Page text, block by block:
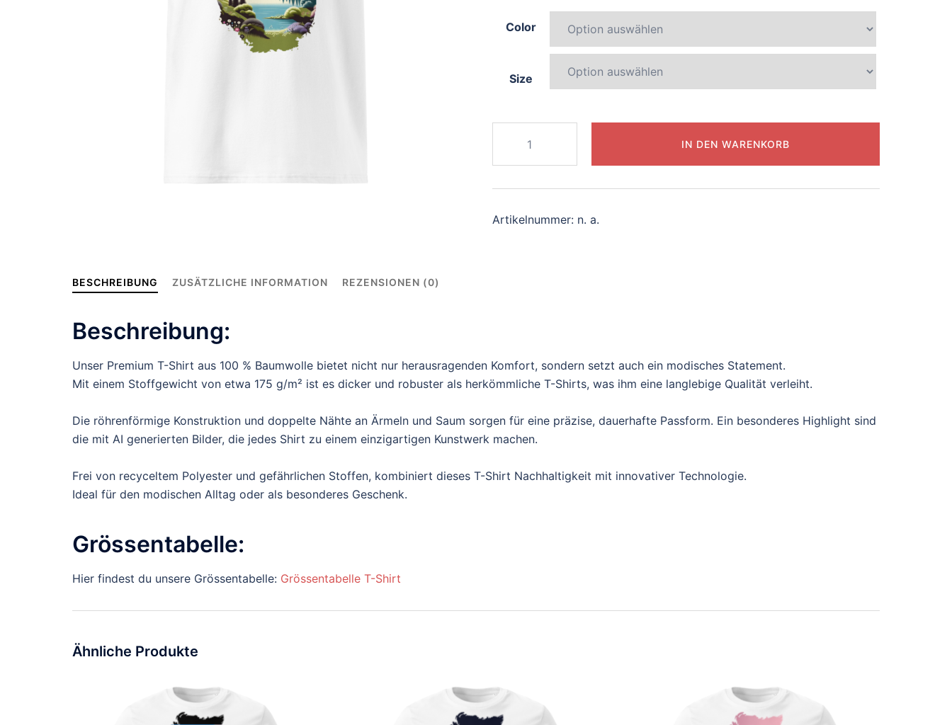
Color
Size
radiant-
centaur
Menge
IN DEN WARENKORB
Artikelnummer: n. a.
BESCHREIBUNG ZUSÄTZLICHE INFORMATION REZENSIONEN (0)
Beschreibung:
Unser Premium T-Shirt aus 100 % Baumwolle bietet nicht nur herausragenden Komfort, sondern setzt auch ein modisches Statement.
Mit einem Stoffgewicht von etwa 175 g/m² ist es dicker und robuster als herkömmliche T-Shirts, was ihm eine langlebige Qualität verleiht.
Die röhrenförmige Konstruktion und doppelte Nähte an Ärmeln und Saum sorgen für eine präzise, dauerhafte Passform. Ein besonderes Highlight sind
die mit AI generierten Bilder, die jedes Shirt zu einem einzigartigen Kunstwerk machen.
Frei von recyceltem Polyester und gefährlichen Stoffen, kombiniert dieses T-Shirt Nachhaltigkeit mit innovativer Technologie.
Ideal für den modischen Alltag oder als besonderes Geschenk.
Grössentabelle:
Hier findest du unsere Grössentabelle: Grössentabelle T-Shirt
Ähnliche Produkte